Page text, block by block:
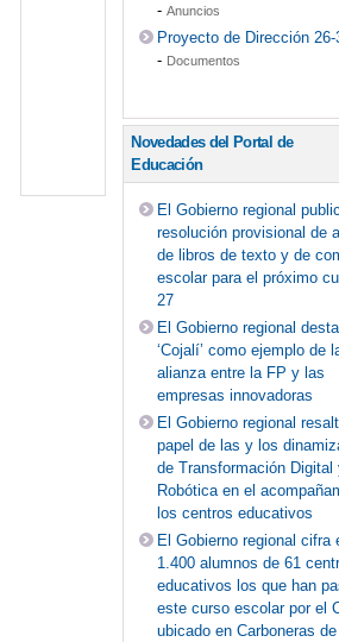
-Anuncios
Proyecto de Dirección 26-
- Documentos
Novedades del Portal de
Educación
El Gobierno regional
resolución provisional de
de libros de texto y de
escolar para el próximo
27
El Gobierno regional
‘Cojalí’ como ejemplo de
alianza entre la FP y las
empresas innovadoras
El Gobierno regional
papel de las y los
de Transformación Digital
Robótica en el
los centros educativos
El Gobierno regional cifra
1.400 alumnos de 61
educativos los que han
este curso escolar por el
ubicado en Carboneras de